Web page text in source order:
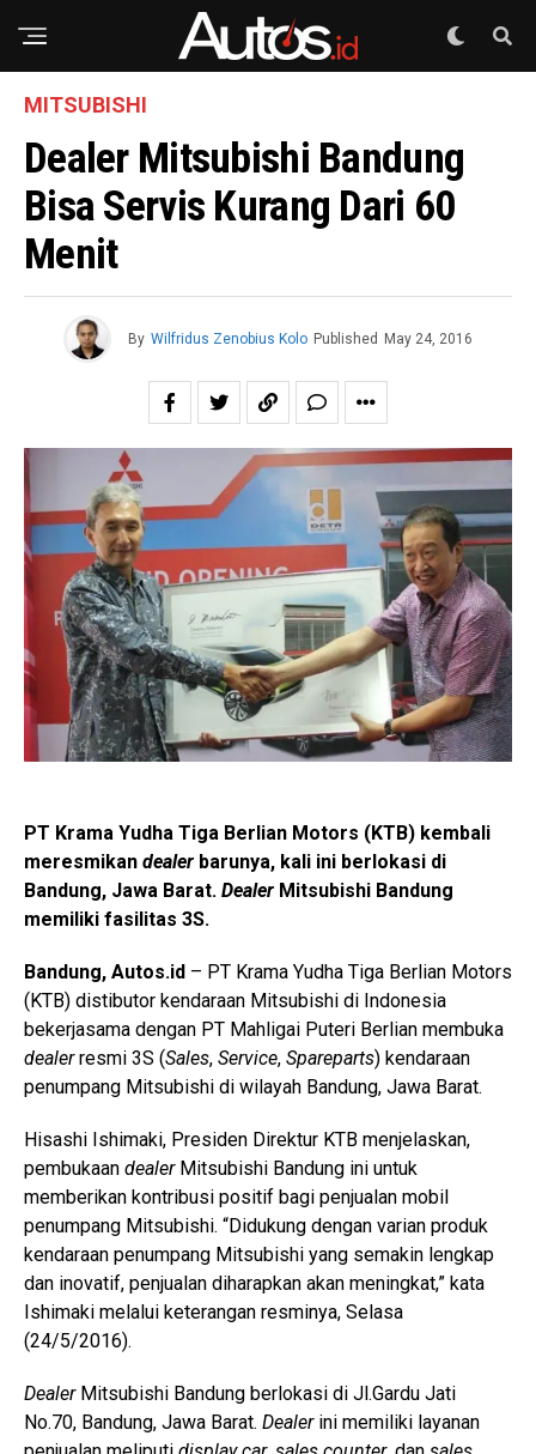
MITSUBISHI
Dealer Mitsubishi Bandung
Bisa Servis Kurang Dari 60
Menit
By Wilfridus Zenobius Kolo Published May 24, 2016
PT Krama Yudha Tiga Berlian Motors (KTB) kembali
meresmikan dealer barunya, kali ini berlokasi di
Bandung, Jawa Barat. Dealer Mitsubishi Bandung
memiliki fasilitas 3S.
Bandung, Autos.id – PT Krama Yudha Tiga Berlian Motors
(KTB) distibutor kendaraan Mitsubishi di Indonesia
bekerjasama dengan PT Mahligai Puteri Berlian membuka
dealerresmi 3S (Sales, Service, Spareparts) kendaraan
penumpang Mitsubishi di wilayah Bandung, Jawa Barat.
Hisashi Ishimaki, Presiden Direktur KTB menjelaskan,
pembukaan dealerMitsubishi Bandung ini untuk
memberikan kontribusi positif bagi penjualan mobil
penumpang Mitsubishi. “Didukung dengan varian produk
kendaraan penumpang Mitsubishi yang semakin lengkap
dan inovatif, penjualan diharapkan akan meningkat,” kata
Ishimaki melalui keterangan resminya, Selasa
(24/5/2016).
DealerMitsubishi Bandung berlokasi di Jl.Gardu Jati
No.70, Bandung, Jawa Barat. Dealerini memiliki layanan